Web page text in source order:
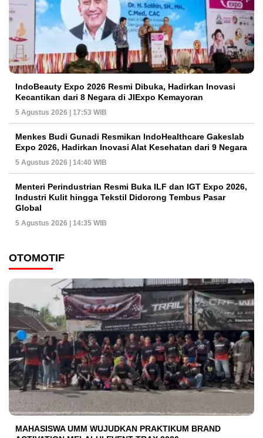
IndoBeauty Expo 2026 Resmi Dibuka, Hadirkan Inovasi
Kecantikan dari 8 Negara di JIExpo Kemayoran
5 Agustus 2026 | 17:53 WIB
Menkes Budi Gunadi Resmikan IndoHealthcare Gakeslab
Expo 2026, Hadirkan Inovasi Alat Kesehatan dari 9 Negara
5 Agustus 2026 | 14:40 WIB
Menteri Perindustrian Resmi Buka ILF dan IGT Expo 2026,
Industri Kulit hingga Tekstil Didorong Tembus Pasar
Global
5 Agustus 2026 | 14:35 WIB
OTOMOTIF
MAHASISWA UMM WUJUDKAN PRAKTIKUM BRAND